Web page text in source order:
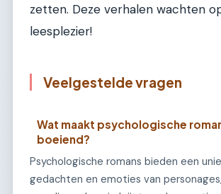
zetten. Deze verhalen wachten
leesplezier!
Veelgestelde vragen
Wat maakt psychologische
boeiend?
Psychologische romans bieden een
gedachten en emoties van